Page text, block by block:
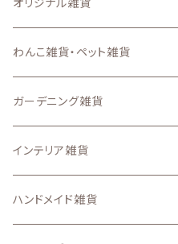
キーホルダー
ステンシルシート
スマートフォンケース、iPadケース
ステッカー
わんこ雑貨・ペット雑貨
ガーデニング雑貨
なし
ガーデン ピック
インテリア雑貨
収納・インテリア用品
ハンドメイド雑貨